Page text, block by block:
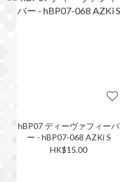
hBP07 ディーヴァフィーバ
ー - hBP07-068 AZKi S
HK$15.00